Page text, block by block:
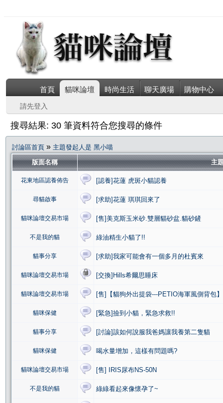
首頁 貓咪論壇 時尚生活 聊天廣場 購物中心
請先登入
搜尋結果: 30 筆資料符合您搜尋的條件
討論區首頁 » 主題發起人是 黑小喵
版面名稱
主
花東地區認養佈告 [認養]花蓮 虎斑小貓認養
尋貓啟事 [求助]花蓮 琪琪回來了
貓咪論壇交易市場 [售]美克斯玉米砂.雙層貓砂盆.貓砂鏟
不是我的貓 綠油精生小貓了!!
貓事分享 [求助]我家可能會有一個多月的杜賓來
貓咪論壇交易市場 [交換]Hills希爾思睡床
貓咪論壇交易市場 [售]【貓狗外出提袋---PETIO海軍風側背包】
貓咪保健 [緊急]撿到小貓，緊急求救!!
貓事分享 [討論]該如何說服我爸媽讓我養第二隻貓
貓咪保健 喝水量增加，這樣有問題嗎?
貓咪論壇交易市場 [售] IRIS尿布NS-50N
不是我的貓 綠綠看起來像懷孕了~